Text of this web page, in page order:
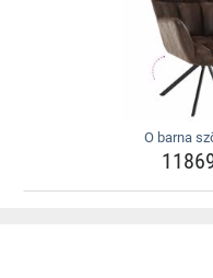
O barna